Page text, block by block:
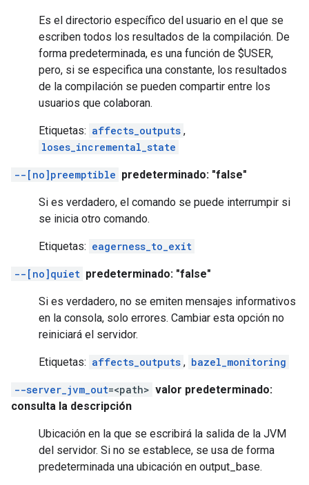
Es el directorio específico del usuario en el que se
escriben todos los resultados de la compilación. De
forma predeterminada, es una función de $USER,
pero, si se especifica una constante, los resultados
de la compilación se pueden compartir entre los
usuarios que colaboran.
Etiquetas: affects_outputs ,
loses_incremental_state
--[no]preemptible predeterminado: "false"
Si es verdadero, el comando se puede interrumpir si
se inicia otro comando.
Etiquetas: eagerness_to_exit
--[no]quiet predeterminado: "false"
Si es verdadero, no se emiten mensajes informativos
en la consola, solo errores. Cambiar esta opción no
reiniciará el servidor.
Etiquetas: affects_outputs , bazel_monitoring
--server_jvm_out=<path> valor predeterminado:
consulta la descripción
Ubicación en la que se escribirá la salida de la JVM
del servidor. Si no se establece, se usa de forma
predeterminada una ubicación en output_base.